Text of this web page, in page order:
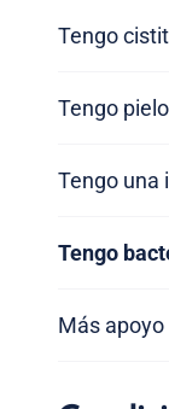
Tengo
Tengo
Tengo una
Tengo
Más apoyo